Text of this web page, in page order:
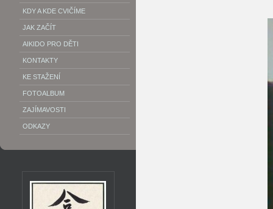
KDY A KDE CVIČÍME
JAK ZAČÍT
AIKIDO PRO DĚTI
KONTAKTY
KE STAŽENÍ
FOTOALBUM
ZAJÍMAVOSTI
ODKAZY